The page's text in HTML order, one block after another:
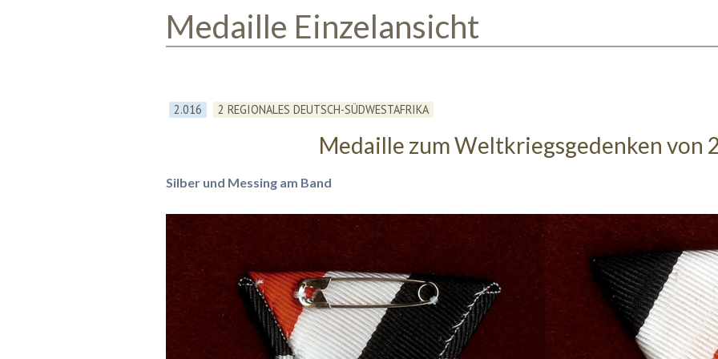
Medaille Einzelansicht
2.016 2 REGIONALES DEUTSCH-SÜDWESTAFRIKA
Medaille zum Weltkriegsgedenken von
Silber und Messing am Band